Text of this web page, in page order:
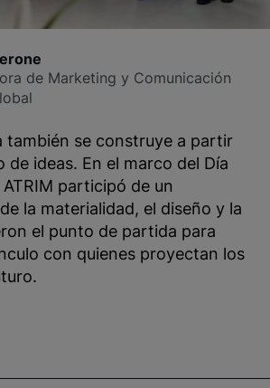
de Marketing y Comunicación
también se construye a partir
de ideas. En el marco del Día
participó de un
la materialidad, el diseño y la
el punto de partida para
con quienes proyectan los